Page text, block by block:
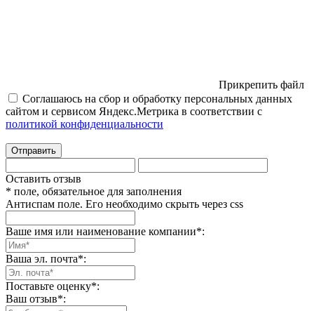
Прикрепить файл
Соглашаюсь на сбор и обработку персональных данных
сайтом и сервисом Яндекс.Метрика в соответствии с
политикой конфиденциальности
Отправить
Оставить отзыв
* поле, обязательное для заполнения
Антиспам поле. Его необходимо скрыть через css
Ваше имя или наименование компании*:
Ваша эл. почта*:
Поставьте оценку*:
Ваш отзыв*: